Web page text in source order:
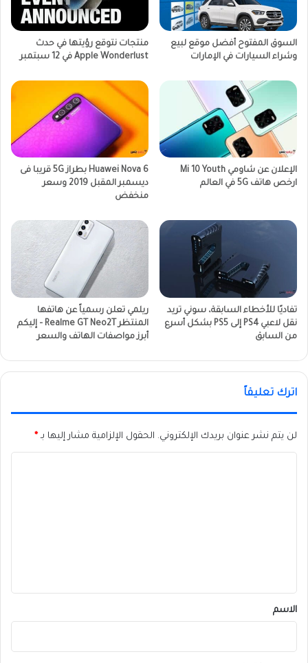
السوق المفتوح أفضل موقع لبيع
وشراء السيارات في الإمارات
منتجات نتوقع رؤيتها في حدث
Apple Wonderlust في 12 سبتمبر
الإعلان عن شاومي Mi 10 Youth
ارخص هاتف 5G في العالم
Huawei Nova 6 بطراز 5G قريبا فى
ديسمبر المقبل 2019 وسعر
منخفض
تفاديًا للأخطاء السابقة، سوني تريد
نقل لاعبي PS4 إلى PS5 بشكل أسرع
من السابق
ريلمي تعلن رسمياً عن هاتفها
المنتظر Realme GT Neo2T – إليكم
أبرز مواصفات الهاتف والسعر
اترك تعليقاً
لن يتم نشر عنوان بريدك الإلكتروني. الحقول الإلزامية مشار إليها بـ*
*
الاسم